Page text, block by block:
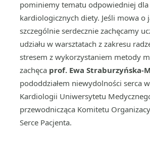
pominiemy tematu odpowiedniej
kardiologicznych diety. Jeśli mowa o
szczególnie serdecznie zachęcamy
udziału w warsztatach z zakresu
stresem z wykorzystaniem metody
zachęca prof. Ewa Straburzyńska-
pododdziałem niewydolności serca
Kardiologii Uniwersytetu
przewodnicząca Komitetu
Serce Pacjenta.